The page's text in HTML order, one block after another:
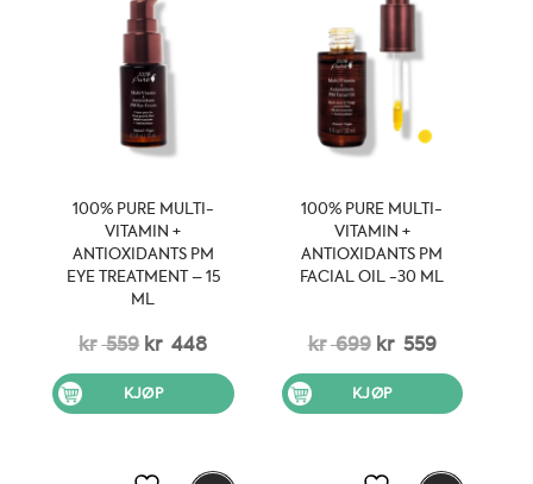
100% PURE MULTI-
VITAMIN +
ANTIOXIDANTS PM
EYE TREATMENT – 15
ML
kr559 Opprinnelig
pris
var:
kr 448Nåværende
pris
er:
KJØP
100% PURE MULTI-
VITAMIN +
ANTIOXIDANTS PM
FACIAL OIL -30 ML
kr 699 Opprinnelig
pris
var:
kr 559
pris
er:
KJØP